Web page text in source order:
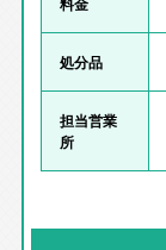
処分品
担当営業
所